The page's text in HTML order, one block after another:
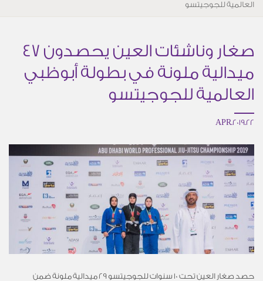
العالمية للجوجيتسو
صغار وناشئات العين يحصدون 47
ميدالية ملونة في بطولة أبوظبي
العالمية للجوجيتسو
22.APR.2019
حصد صغار العين تحت 10 سنوات للجوجيتسو 29 ميدالية ملونة ضمن